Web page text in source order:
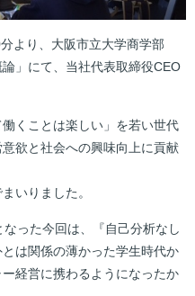
より、大阪市立大学商学部
」にて、当社代表取締役CEO
くことは楽しい」を若い世代
欲と社会への興味向上に貢献
いりました。
った今回は、『自己分析なし
は関係の薄かった学生時代か
経営に携わるようになったか